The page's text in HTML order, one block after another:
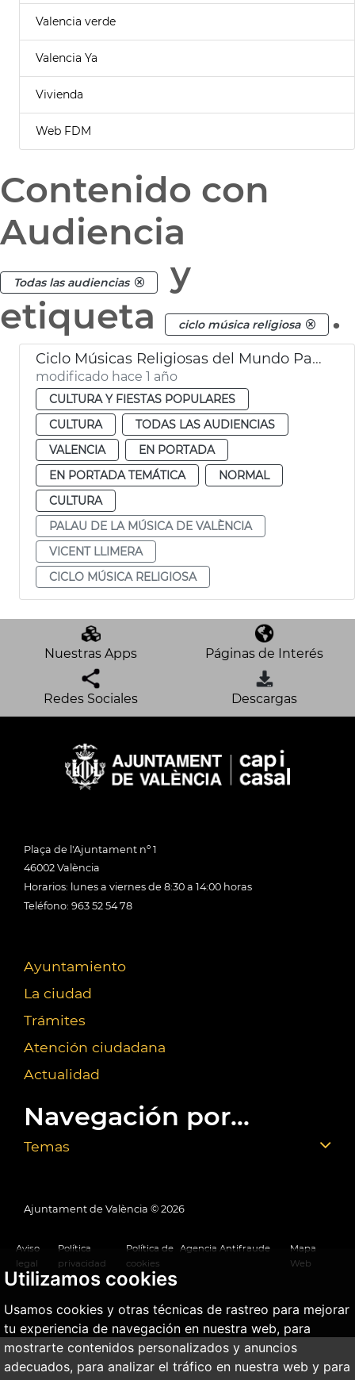
Utilizamos cookies
Usamos cookies y otras técnicas de rastreo para mejorar
tu experiencia de navegación en nuestra web, para
mostrarte contenidos personalizados y anuncios
adecuados, para analizar el tráfico en nuestra web y para
Valencia verde
Valencia Ya
Vivienda
Web FDM
Contenido con
Audiencia
Todas las audiencias
y
etiqueta
ciclo música religiosa .
Ciclo Músicas Religiosas del Mundo Palau de la Música de València
modificado hace 1 año
CULTURA Y FIESTAS POPULARES
CULTURA
TODAS LAS AUDIENCIAS
VALENCIA
EN PORTADA
EN PORTADA TEMÁTICA
NORMAL
CULTURA
PALAU DE LA MÚSICA DE VALÈNCIA
VICENT LLIMERA
CICLO MÚSICA RELIGIOSA
Nuestras Apps Páginas de Interés
Redes Sociales Descargas
Plaça de l'Ajuntament nº 1
46002 València
Horarios: lunes a viernes de 8:30 a 14:00 horas
Teléfono: 963 52 54 78
Ayuntamiento
La ciudad
Trámites
Atención ciudadana
Actualidad
Navegación por...
Temas
Ajuntament de València © 2026
Aviso
legal
Política
privacidad
Política de
cookies
Agencia Antifraude
Mapa
Web